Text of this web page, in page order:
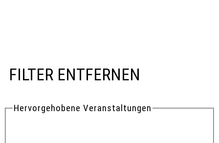
FILTER ENTFERNEN
Hervorgehobene Veranstaltungen